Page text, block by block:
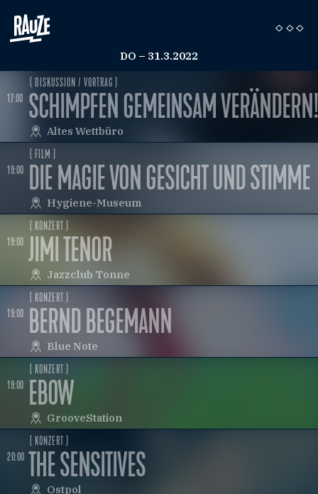
DO – 31.3.2022
LIVED IN VAIN
17:00
( DISKUSSION / VORTRAG )
SCHIMPFEN GEMEINSAM VERÄNDERN!
Altes Wettbüro
19:00
( FILM )
DIE MAGIE VON GESICHT UND STIMME
Hygiene-Museum
19:00
( KONZERT )
JIMI TENOR
Jazzclub Tonne
19:00
( KONZERT )
BERND BEGEMANN
Blue Note
19:00
( KONZERT )
EBOW
GrooveStation
20:00
( KONZERT )
THE SENSITIVES
Ostpol